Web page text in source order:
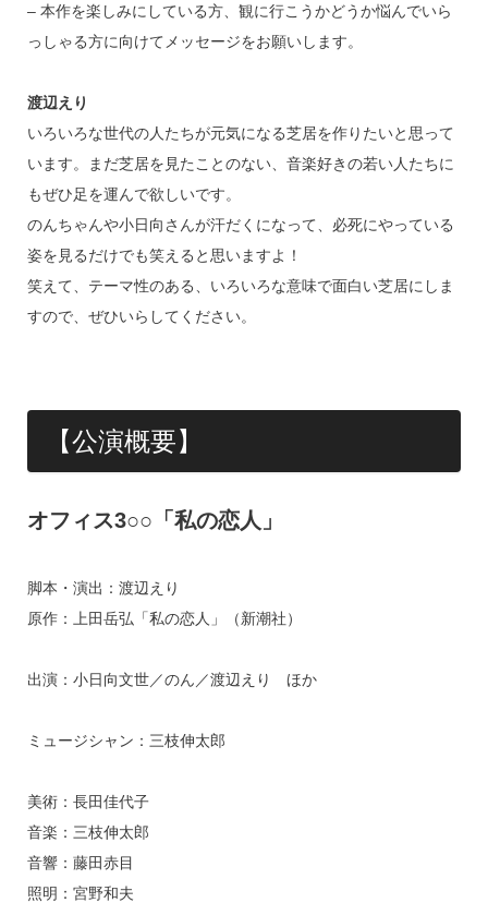
– 本作を楽しみにしている方、観に行こうかどうか悩んでいら
っしゃる方に向けてメッセージをお願いします。
渡辺えり
いろいろな世代の人たちが元気になる芝居を作りたいと思って
います。まだ芝居を見たことのない、音楽好きの若い人たちに
もぜひ足を運んで欲しいです。
のんちゃんや小日向さんが汗だくになって、必死にやっている
姿を見るだけでも笑えると思いますよ！
笑えて、テーマ性のある、いろいろな意味で面白い芝居にしま
すので、ぜひいらしてください。
【公演概要】
オフィス3○○「私の恋人」
脚本・演出：渡辺えり
原作：上田岳弘「私の恋人」（新潮社）
出演：小日向文世／のん／渡辺えり ほか
ミュージシャン：三枝伸太郎
美術：長田佳代子
音楽：三枝伸太郎
音響：藤田赤目
照明：宮野和夫